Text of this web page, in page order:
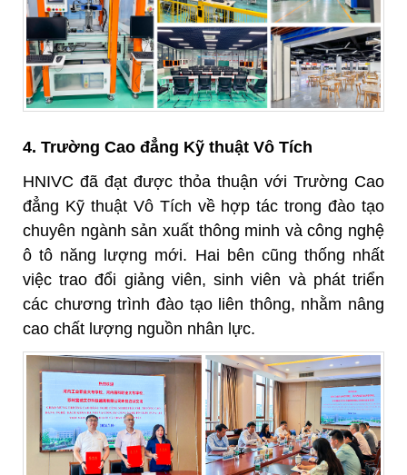
4. Trường Cao đẳng Kỹ thuật Vô Tích
HNIVC đã đạt được thỏa thuận với Trường Cao
đẳng Kỹ thuật Vô Tích về hợp tác trong đào tạo
chuyên ngành sản xuất thông minh và công nghệ
ô tô năng lượng mới. Hai bên cũng thống nhất
việc trao đổi giảng viên, sinh viên và phát triển
các chương trình đào tạo liên thông, nhằm nâng
cao chất lượng nguồn nhân lực.